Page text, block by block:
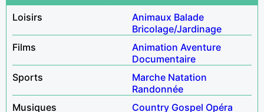
Loisirs
Animaux Balade
Bricolage/Jardinage
Films
Animation Aventure
Documentaire
Sports
Marche Natation
Randonnée
Musiques
Country Gospel Opéra